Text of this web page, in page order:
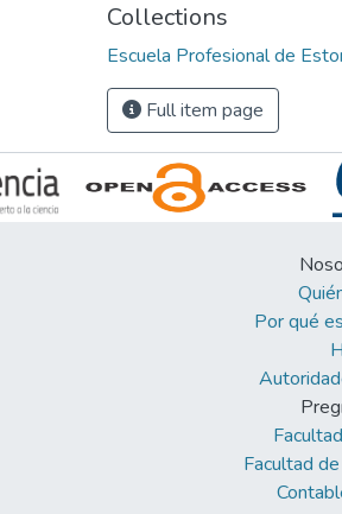
Collections
Escuela Profesional de
Full item page
Por qué
Facultad de